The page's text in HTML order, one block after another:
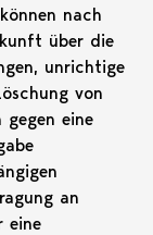
nach
über die
unrichtige
von
gegen eine
an
eine